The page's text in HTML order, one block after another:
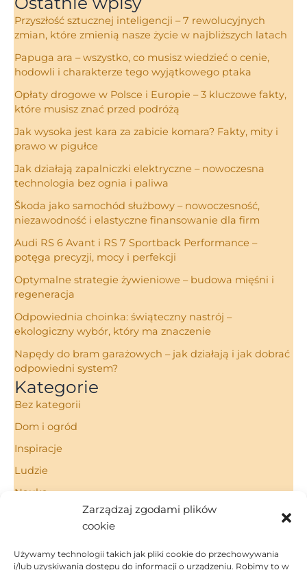
Zarządzaj zgodami plików
cookie
Używamy technologii takich jak pliki cookie do przechowywania
i/lub uzyskiwania dostępu do informacji o urządzeniu. Robimy to w
Przyszłość sztucznej inteligencji – 7 rewolucyjnych
zmian, które zmienią nasze życie w najbliższych latach
Papuga ara – wszystko, co musisz wiedzieć o cenie,
hodowli i charakterze tego wyjątkowego ptaka
Opłaty drogowe w Polsce i Europie – 3 kluczowe fakty,
które musisz znać przed podróżą
Jak wysoka jest kara za zabicie komara? Fakty, mity i
prawo w pigułce
Jak działają zapalniczki elektryczne – nowoczesna
technologia bez ognia i paliwa
Škoda jako samochód służbowy – nowoczesność,
niezawodność i elastyczne finansowanie dla firm
Audi RS 6 Avant i RS 7 Sportback Performance –
potęga precyzji, mocy i perfekcji
Optymalne strategie żywieniowe – budowa mięśni i
regeneracja
Odpowiednia choinka: świąteczny nastrój –
ekologiczny wybór, który ma znaczenie
Napędy do bram garażowych – jak działają i jak dobrać
odpowiedni system?
Kategorie
Bez kategorii
Dom i ogród
Inspiracje
Ludzie
Nauka